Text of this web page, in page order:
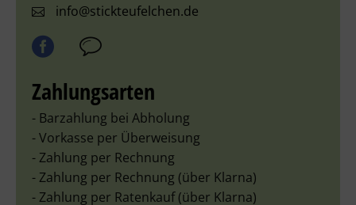
info@stickteufelchen.de
Zahlungsarten
- Barzahlung bei Abholung
- Vorkasse per Überweisung
- Zahlung per Rechnung
- Zahlung per Rechnung (über Klarna)
- Zahlung per Ratenkauf (über Klarna)